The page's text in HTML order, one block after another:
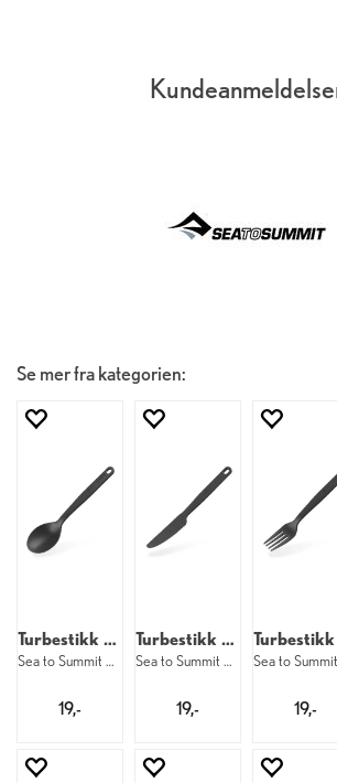
Se mer fra kategorien:
Turbestikk Skje
Sea to Summit Camp Cutlery Spoon
19,-
Turbestikk Kniv
Sea to Summit Camp Cutlery Knife
19,- 19,-